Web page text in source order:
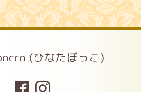
(ひなたぼっこ)